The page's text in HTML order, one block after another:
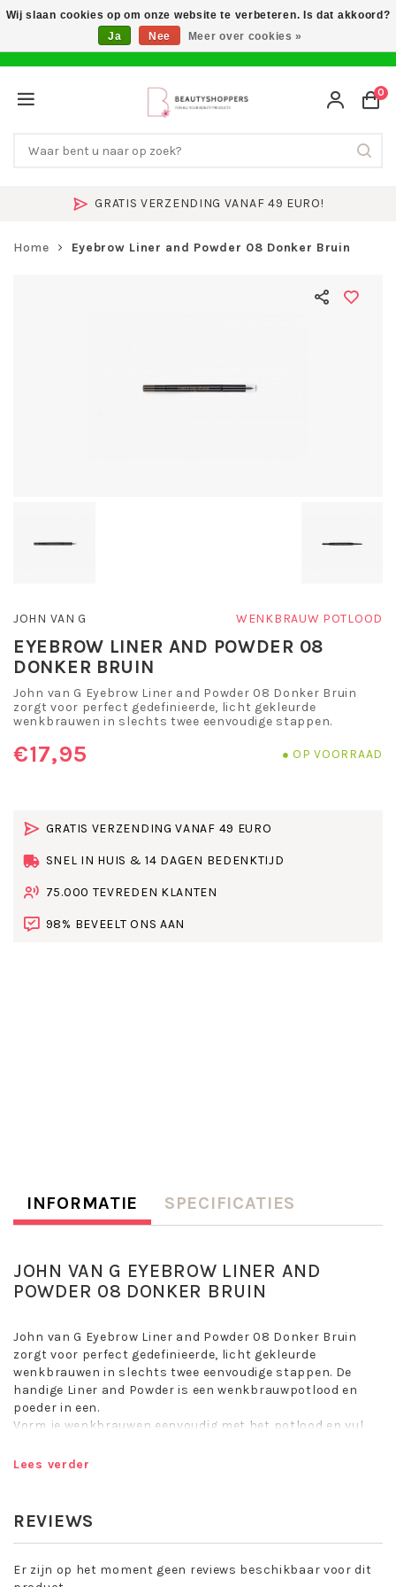
GRATIS VERZENDING VANAF 49 EURO!
0
Home Eyebrow Liner and Powder 08 Donker Bruin
JOHN VAN G WENKBRAUW POTLOOD
EYEBROW LINER AND POWDER 08
DONKER BRUIN
John van G Eyebrow Liner and Powder 08 Donker Bruin
zorgt voor perfect gedefinieerde, licht gekleurde
wenkbrauwen in slechts twee eenvoudige stappen.
€17,95 OP VOORRAAD
GRATIS VERZENDING VANAF 49 EURO
SNEL IN HUIS & 14 DAGEN BEDENKTIJD
75.000 TEVREDEN KLANTEN
98% BEVEELT ONS AAN
INFORMATIE SPECIFICATIES
JOHN VAN G EYEBROW LINER AND
POWDER 08 DONKER BRUIN
John van G Eyebrow Liner and Powder 08 Donker Bruin
zorgt voor perfect gedefinieerde, licht gekleurde
wenkbrauwen in slechts twee eenvoudige stappen. De
handige Liner and Powder is een wenkbrauwpotlood en
poeder in een.
Vorm je wenkbrauwen eenvoudig met het potlood en vul
lege plekken op.
De wenkbrauwpoeder heeft een sponsapplicator. De
natuurlijk uitziet.
Lees verder
REVIEWS
Er zijn op het moment geen reviews beschikbaar voor dit
Wij slaan cookies op om onze website te verbeteren. Is dat akkoord?
Ja
Nee Meer over cookies »